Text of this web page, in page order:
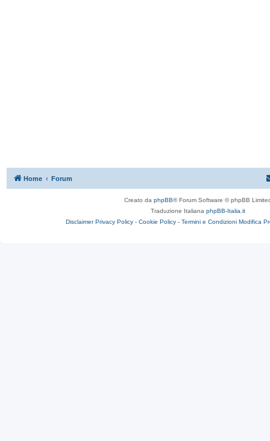
Home Forum
Creato da phpBB® Forum Software © phpBB
Traduzione Italiana phpBB-Italia.it
Disclaimer Privacy Policy - Cookie Policy - Termini e Condizioni Modifica